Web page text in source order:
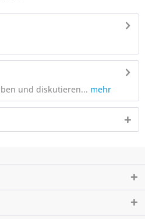
und diskutieren... mehr